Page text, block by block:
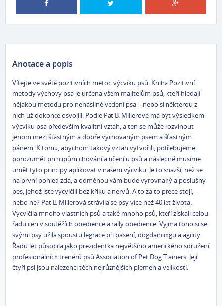
Anotace a popis
Vítejte ve světě pozitivních metod výcviku psů. Kniha Pozitivní
metody výchovy psa je určena všem majitelům psů, kteří hledají
nějakou metodu pro nenásilné vedení psa – nebo si některou z
nich už dokonce osvojili. Podle Pat B. Millerové má být výsledkem
výcviku psa především kvalitní vztah, a ten se může rozvinout
jenom mezi šťastným a dobře vychovaným psem a šťastným
pánem. K tomu, abychom takový vztah vytvořili, potřebujeme
porozumět principům chování a učení u psů a následně musíme
umět tyto principy aplikovat v našem výcviku. Je to snazší, než se
na první pohled zdá, a odměnou vám bude vyrovnaný a poslušný
pes, jehož jste vycvičili bez křiku a nervů. A to za to přece stojí,
nebo ne? Pat B. Millerová strávila se psy více než 40 let života.
Vycvičila mnoho vlastních psů a také mnoho psů, kteří získali celou
řadu cen v soutěžích obedience a rally obedience. Vyjma toho si se
svými psy užila spoustu legrace při pasení, dogdancingu a agility.
Řadu let působila jako prezidentka největšího amerického sdružení
profesionálních trenérů psů Association of Pet Dog Trainers. Její
čtyři psi jsou nalezenci těch nejrůznějších plemen a velikostí.